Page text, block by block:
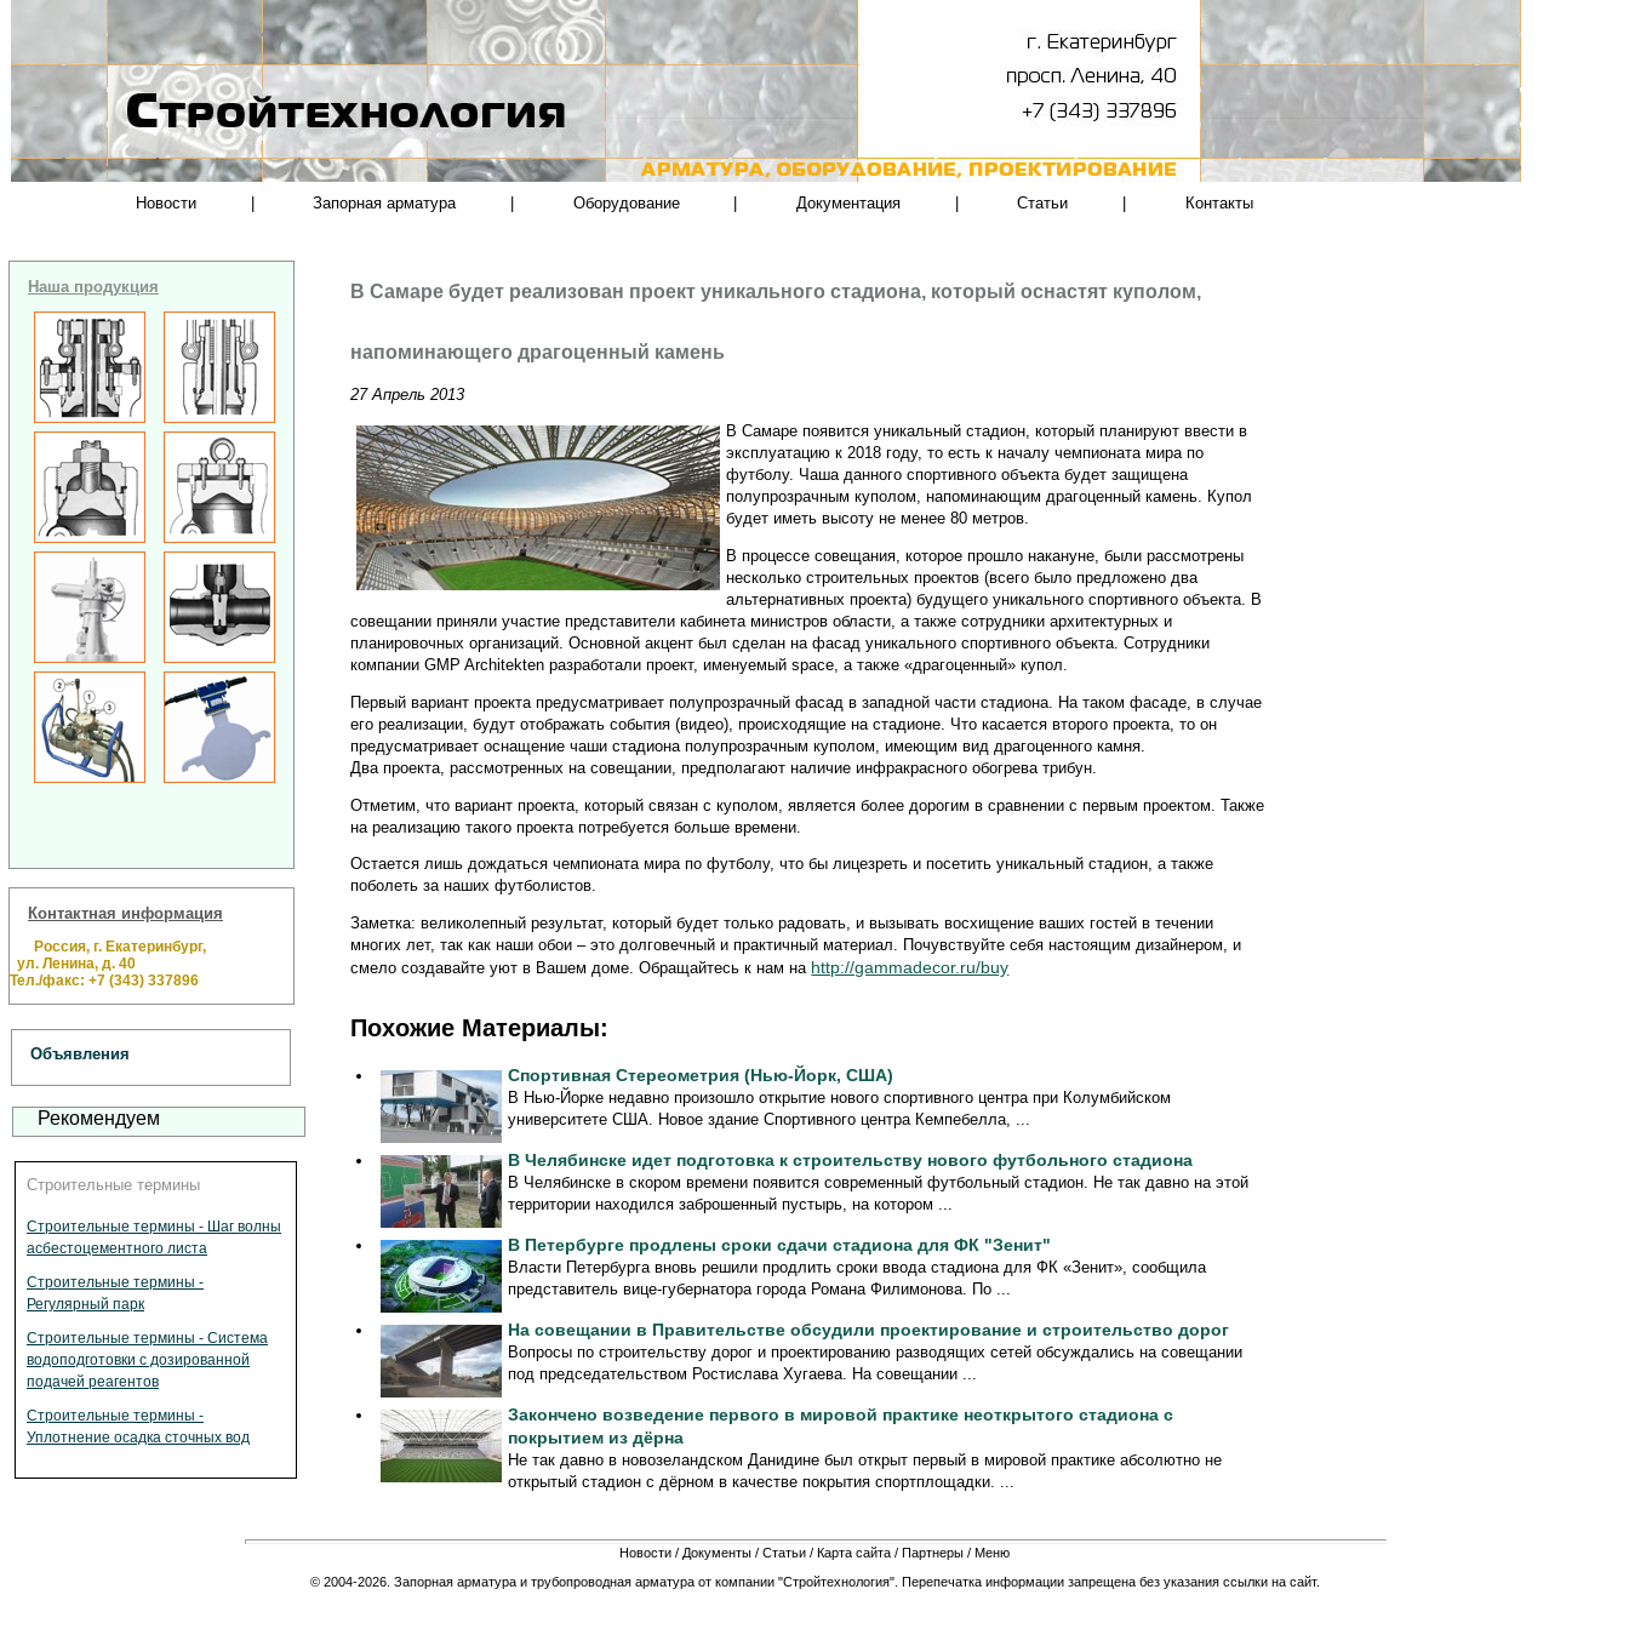
Новости Запорная арматура Оборудование Документация Статьи Контакты
Наша продукция
Контактная информация
Россия, г. Екатеринбург,
ул. Ленина, д. 40
Тел./факс: +7 (343) 337896
Объявления
Рекомендуем
Строительные термины
Строительные термины - Шаг волны
асбестоцементного листа
Строительные термины -
Регулярный парк
Строительные термины - Система
водоподготовки с дозированной
подачей реагентов
Строительные термины -
Уплотнение осадка сточных вод
В Самаре будет реализован проект уникального стадиона, который оснастят куполом,
напоминающего драгоценный камень
27 Апрель 2013
В Самаре появится уникальный стадион, который планируют ввести в
эксплуатацию к 2018 году, то есть к началу чемпионата мира по
футболу. Чаша данного спортивного объекта будет защищена
полупрозрачным куполом, напоминающим драгоценный камень. Купол
будет иметь высоту не менее 80 метров.
В процессе совещания, которое прошло накануне, были рассмотрены
несколько строительных проектов (всего было предложено два
альтернативных проекта) будущего уникального спортивного объекта. В
совещании приняли участие представители кабинета министров области, а также сотрудники архитектурных и
планировочных организаций. Основной акцент был сделан на фасад уникального спортивного объекта. Сотрудники
компании GMP Architekten разработали проект, именуемый space, а также «драгоценный» купол.
Первый вариант проекта предусматривает полупрозрачный фасад в западной части стадиона. На таком фасаде, в случае
его реализации, будут отображать события (видео), происходящие на стадионе. Что касается второго проекта, то он
предусматривает оснащение чаши стадиона полупрозрачным куполом, имеющим вид драгоценного камня.
Два проекта, рассмотренных на совещании, предполагают наличие инфракрасного обогрева трибун.
Отметим, что вариант проекта, который связан с куполом, является более дорогим в сравнении с первым проектом. Также
на реализацию такого проекта потребуется больше времени.
Остается лишь дождаться чемпионата мира по футболу, что бы лицезреть и посетить уникальный стадион, а также
поболеть за наших футболистов.
Заметка: великолепный результат, который будет только радовать, и вызывать восхищение ваших гостей в течении
многих лет, так как наши обои – это долговечный и практичный материал. Почувствуйте себя настоящим дизайнером, и
смело создавайте уют в Вашем доме. Обращайтесь к нам на http://gammadecor.ru/buy
Похожие Материалы:
Спортивная Стереометрия (Нью-Йорк, США)
В Нью-Йорке недавно произошло открытие нового спортивного центра при Колумбийском
университете США. Новое здание Спортивного центра Кемпебелла, ...
В Челябинске идет подготовка к строительству нового футбольного стадиона
В Челябинске в скором времени появится современный футбольный стадион. Не так давно на этой
территории находился заброшенный пустырь, на котором ...
В Петербурге продлены сроки сдачи стадиона для ФК "Зенит"
Власти Петербурга вновь решили продлить сроки ввода стадиона для ФК «Зенит», сообщила
представитель вице-губернатора города Романа Филимонова. По ...
На совещании в Правительстве обсудили проектирование и строительство дорог
Вопросы по строительству дорог и проектированию разводящих сетей обсуждались на совещании
под председательством Ростислава Хугаева. На совещании ...
Закончено возведение первого в мировой практике неоткрытого стадиона с
покрытием из дёрна
Не так давно в новозеландском Данидине был открыт первый в мировой практике абсолютно не
открытый стадион с дёрном в качестве покрытия спортплощадки. ...
Новости / Документы / Статьи / Карта сайта / Партнеры / Меню
© 2004-2026. Запорная арматура и трубопроводная арматура от компании "Стройтехнология". Перепечатка информации запрещена без указания ссылки на сайт.